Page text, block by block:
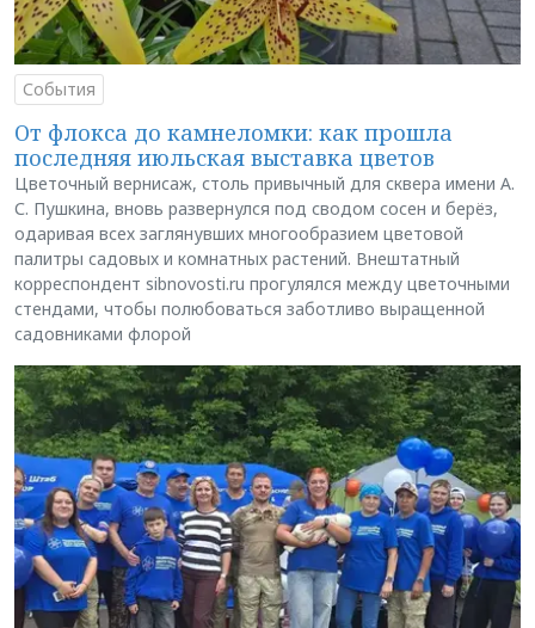
События
От флокса до камнеломки: как прошла
последняя июльская выставка цветов
Цветочный вернисаж, столь привычный для сквера имени А.
С. Пушкина, вновь развернулся под сводом сосен и берёз,
одаривая всех заглянувших многообразием цветовой
палитры садовых и комнатных растений. Внештатный
корреспондент sibnovosti.ru прогулялся между цветочными
стендами, чтобы полюбоваться заботливо выращенной
садовниками флорой